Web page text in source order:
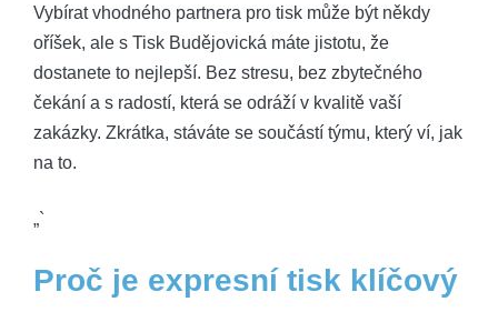
Vybírat vhodného partnera pro tisk může být někdy
oříšek, ale s Tisk Budějovická máte jistotu, že
dostanete to nejlepší. Bez stresu, bez zbytečného
čekání a s radostí, která se odráží v kvalitě vaší
zakázky. Zkrátka, stáváte se součástí týmu, který ví, jak
na to.
„`
Proč je expresní tisk klíčový